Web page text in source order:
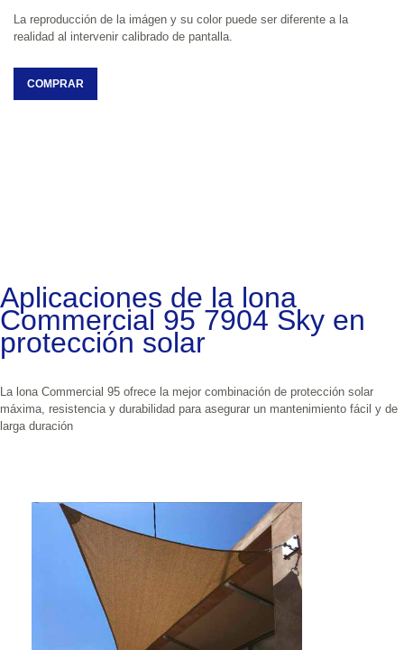
La reproducción de la imágen y su color puede ser diferente a la
realidad al intervenir calibrado de pantalla.
COMPRAR
Aplicaciones de la lona
Commercial 95 7904 Sky en
protección solar
La lona Commercial 95 ofrece la mejor combinación de protección solar
máxima, resistencia y durabilidad para asegurar un mantenimiento fácil y de
larga duración